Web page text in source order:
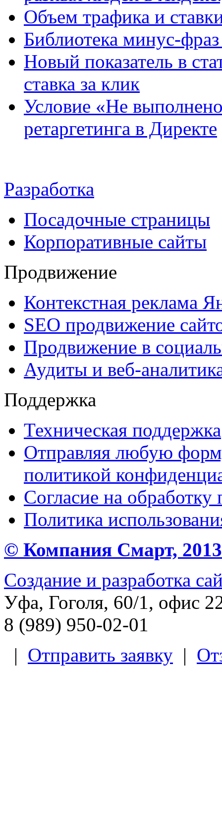
Объем трафика и
Библиотека минус-
Новый показатель в
ставка за клик
Условие «Не
ретаргетинга в Директе
Разработка
Посадочные страницы
Корпоративные сайты
Продвижение
Контекстная реклама
SEO продвижение
Продвижение в
Аудиты и веб-
Поддержка
Техническая поддержка
Отправляя любую
политикой
Согласие на
Политика
© Компания Смарт,
Создание и разработка
Уфа, Гоголя, 60/1, офис
8 (989) 950-02-01
| Отправить заявку |